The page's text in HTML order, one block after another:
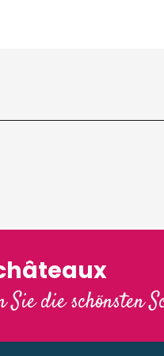
Sie die schönsten